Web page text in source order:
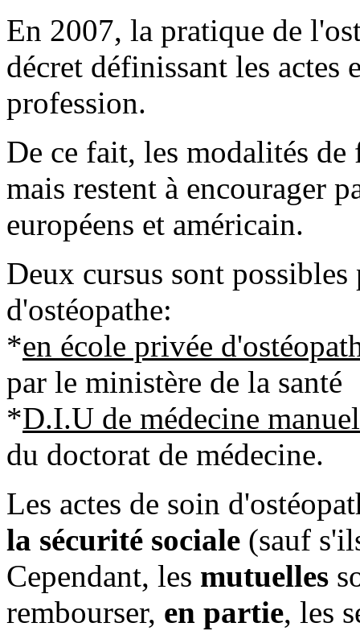
En 2007, la pratique de
décret définissant les actes
profession.
De ce fait, les modalités
mais restent à encourager
européens et américain.
Deux cursus sont
d'ostéopathe:
*en école privée
par le ministère de la santé
*D.I.U de médecine
du doctorat de médecine.
Les actes de soin
la sécurité sociale (sauf
Cependant, les mutuelles
rembourser, en partie, les